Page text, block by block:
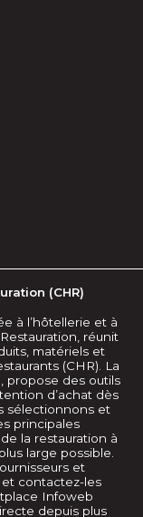
(CHR)
à l’hôtellerie et à
réunit
matériels et
(CHR). La
propose des outils
d’achat dès
sélectionnons et
principales
la restauration à
large possible.
et
contactez-les
Infoweb
depuis plus